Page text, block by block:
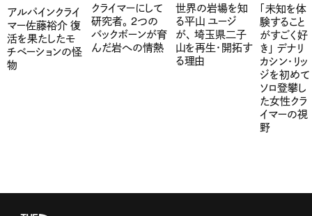
アルパインクライ
マー佐藤裕介 復
活を果たしたモ
チベーションの怪
物
クライマーにして
研究者。 2つの
バックボーンが育
んだ岩への情熱
世界の岩場を知
る平山 ユージ
が、 埼玉県二子
山を再生・開拓す
る理由
「未知を体
験すること
がすごく好
き」 デナリ
カシン・リッ
ジを初めて
ソロ登攀し
た女性クラ
イマーの視
野